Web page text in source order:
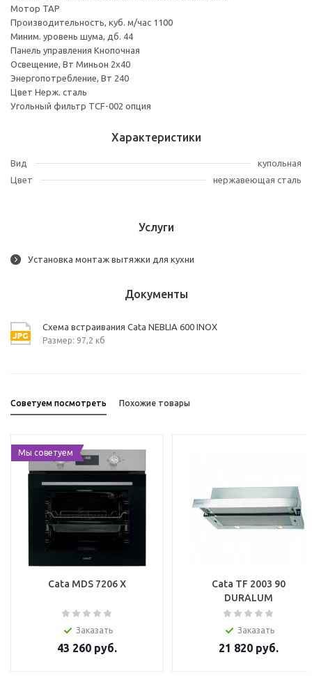
Мотор TAP
Производительность, куб. м/час 1100
Миним. уровень шума, дб. 44
Панель управления Кнопочная
Освещение, Вт Миньон 2x40
Энергопотребление, Вт 240
Цвет Нерж. сталь
Угольный фильтр TCF-002 опция
Характеристики
Вид
купольная
Цвет
нержавеющая сталь
Услуги
Установка монтаж вытяжки для кухни
Документы
Схема встраивания Cata NEBLIA 600 INOX
Размер: 97,2 кб
Советуем посмотреть Похожие товары
Мы советуем
Cata MDS 7206 X
Заказать
43 260 руб.
Cata TF 2003 90
DURALUM
Заказать
21 820 руб.